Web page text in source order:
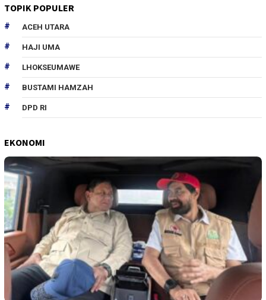
TOPIK POPULER
ACEH UTARA
HAJI UMA
LHOKSEUMAWE
BUSTAMI HAMZAH
DPD RI
EKONOMI